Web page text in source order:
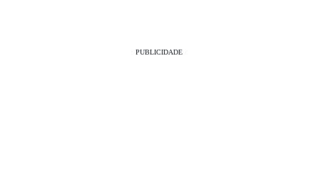
PUBLICIDADE